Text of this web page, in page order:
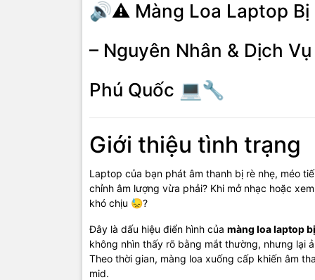
🔊⚠️ Màng Loa Laptop Bị
– Nguyên Nhân & Dịch
Phú Quốc 💻🔧
Giới thiệu tình trạng
Laptop của bạn phát âm thanh bị rè nhẹ, méo
chỉnh âm lượng vừa phải? Khi mở nhạc hoặc
khó chịu 😓?
Đây là dấu hiệu điển hình của màng loa laptop
không nhìn thấy rõ bằng mắt thường, nhưng lại
Theo thời gian, màng loa xuống cấp khiến âm
mid.
- Xuất
- Cắm tai
Linh
- Màng loa
- Cuộn dây
- Khung loa.
- Cụm loa
- Dây tín